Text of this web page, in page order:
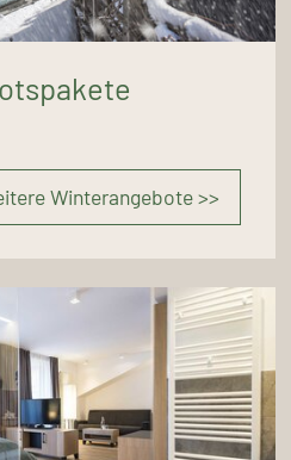
Winterangebote >>